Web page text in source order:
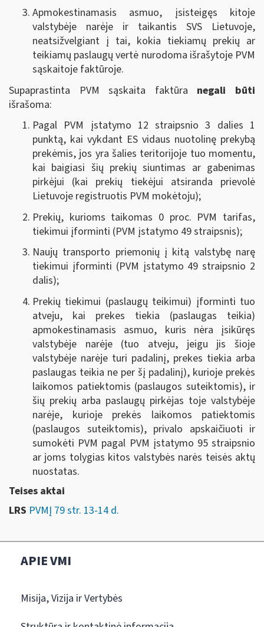
Apmokestinamasis asmuo, įsisteigęs kitoje
valstybėje narėje ir taikantis SVS Lietuvoje,
neatsižvelgiant į tai, kokia tiekiamų prekių ar
teikiamų paslaugų vertė nurodoma išrašytoje PVM
sąskaitoje faktūroje.
Supaprastinta PVM sąskaita faktūra negali būti
išrašoma:
Pagal PVM įstatymo 12 straipsnio 3 dalies 1
punktą, kai vykdant ES vidaus nuotolinę prekybą
prekėmis, jos yra šalies teritorijoje tuo momentu,
kai baigiasi šių prekių siuntimas ar gabenimas
pirkėjui (kai prekių tiekėjui atsiranda prievolė
Lietuvoje registruotis PVM mokėtoju);
Prekių, kurioms taikomas 0 proc. PVM tarifas,
tiekimui įforminti (PVM įstatymo 49 straipsnis);
Naujų transporto priemonių į kitą valstybę narę
tiekimui įforminti (PVM įstatymo 49 straipsnio 2
dalis);
Prekių tiekimui (paslaugų teikimui) įforminti tuo
atveju, kai prekes tiekia (paslaugas teikia)
apmokestinamasis asmuo, kuris nėra įsikūręs
valstybėje narėje (tuo atveju, jeigu jis šioje
valstybėje narėje turi padalinį, prekes tiekia arba
paslaugas teikia ne per šį padalinį), kurioje prekės
laikomos patiektomis (paslaugos suteiktomis), ir
šių prekių arba paslaugų pirkėjas toje valstybėje
narėje, kurioje prekės laikomos patiektomis
(paslaugos suteiktomis), privalo apskaičiuoti ir
sumokėti PVM pagal PVM įstatymo 95 straipsnio
ar joms tolygias kitos valstybės narės teisės aktų
nuostatas.
Teises aktai
LRS PVMĮ 79 str. 13-14 d.
APIE VMI
Misija, Vizija ir Vertybės